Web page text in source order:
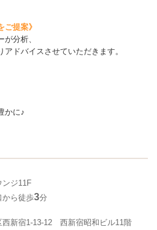
ご提案》
分析、
ドバイスさせていただきます。
かに♪
ンジ11F
から徒歩3分
西新宿1-13-12 西新宿昭和ビル11階